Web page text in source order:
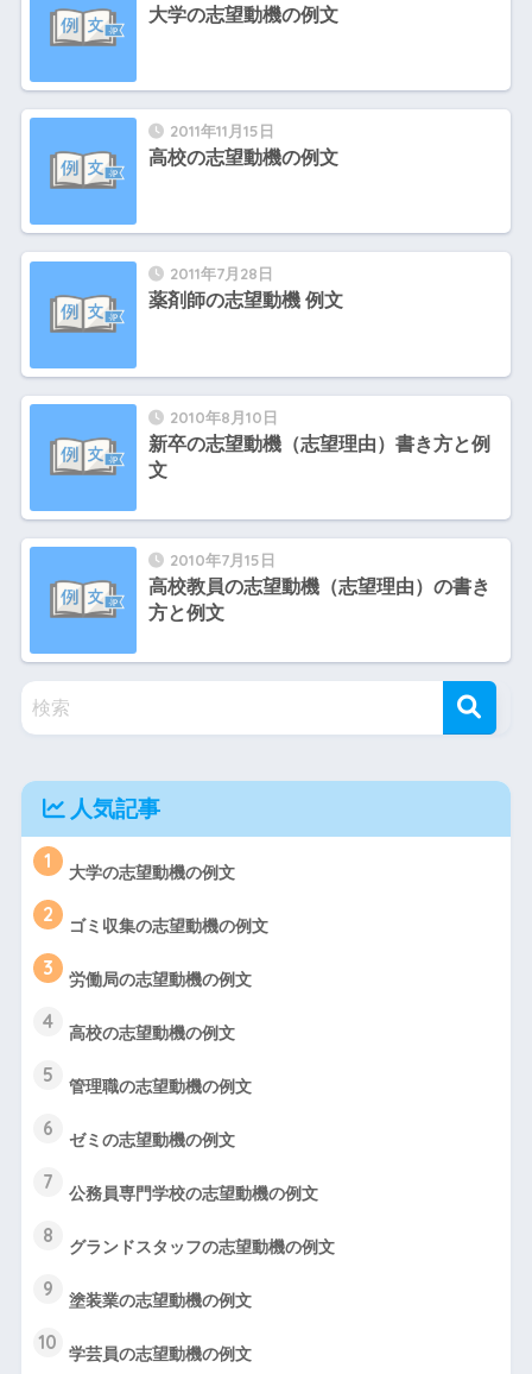
大学の志望動機の例文
2011年11月15日
高校の志望動機の例文
2011年7月28日
薬剤師の志望動機 例文
2010年8月10日
新卒の志望動機（志望理由）書き方と例
文
2010年7月15日
高校教員の志望動機（志望理由）の書き
方と例文
人気記事
1 大学の志望動機の例文
2 ゴミ収集の志望動機の例文
3 労働局の志望動機の例文
4 高校の志望動機の例文
5 管理職の志望動機の例文
6 ゼミの志望動機の例文
7 公務員専門学校の志望動機の例文
8 グランドスタッフの志望動機の例文
9 塗装業の志望動機の例文
10 学芸員の志望動機の例文